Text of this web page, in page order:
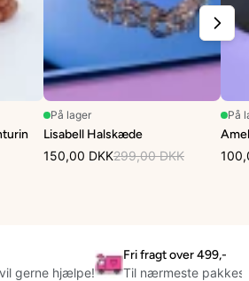
På lager
Lisabell Halskæde
150,00 DKK299,00 DKK
På
gerne hjælpe!
Fri fragt over 499,-
Til nærmeste